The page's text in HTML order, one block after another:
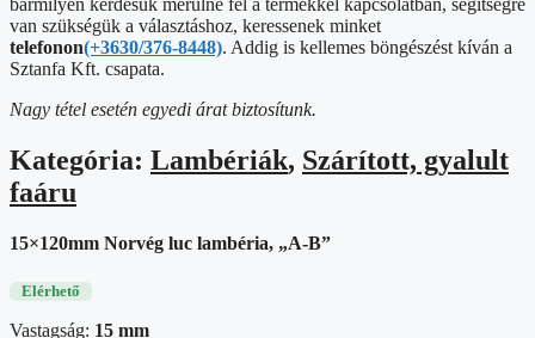
bármilyen kérdésük merülne fel a termékkel kapcsolatban, segítségre
van szükségük a választáshoz, keressenek minket
telefonon(+3630/376-8448). Addig is kellemes böngészést kíván a
Sztanfa Kft. csapata.
Nagy tétel esetén egyedi árat biztosítunk.
Kategória: Lambériák, Szárított, gyalult
faáru
15×120mm Norvég luc lambéria, „A-B”
Elérhető
Vastagság: 15 mm